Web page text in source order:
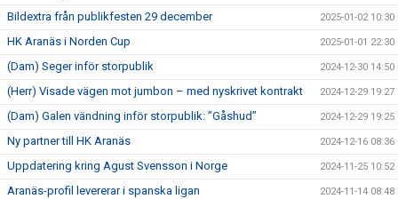
Bildextra från publikfesten 29 december 2025-01-02 10:30
HK Aranäs i Norden Cup 2025-01-01 22:30
(Dam) Seger inför storpublik 2024-12-30 14:50
(Herr) Visade vägen mot jumbon – med nyskrivet kontrakt 2024-12-29 19:27
(Dam) Galen vändning inför storpublik: ”Gåshud” 2024-12-29 19:25
Ny partner till HK Aranäs 2024-12-16 08:36
Uppdatering kring Agust Svensson i Norge 2024-11-25 10:52
Aranäs-profil levererar i spanska ligan 2024-11-14 08:48